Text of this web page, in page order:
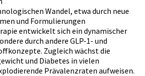
Wandel, etwa durch neue
und Formulierungen
entwickelt sich ein dynamischer
durch andere GLP-1- und
Zugleich wächst die
und Diabetes in vielen
Prävalenzraten aufweisen.